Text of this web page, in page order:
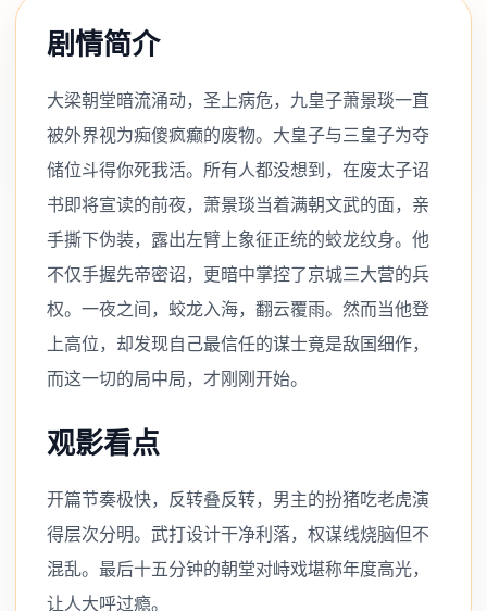
剧情简介
大梁朝堂暗流涌动，圣上病危，九皇子萧景琰一直
被外界视为痴傻疯癫的废物。大皇子与三皇子为夺
储位斗得你死我活。所有人都没想到，在废太子诏
书即将宣读的前夜，萧景琰当着满朝文武的面，亲
手撕下伪装，露出左臂上象征正统的蛟龙纹身。他
不仅手握先帝密诏，更暗中掌控了京城三大营的兵
权。一夜之间，蛟龙入海，翻云覆雨。然而当他登
上高位，却发现自己最信任的谋士竟是敌国细作，
而这一切的局中局，才刚刚开始。
观影看点
开篇节奏极快，反转叠反转，男主的扮猪吃老虎演
得层次分明。武打设计干净利落，权谋线烧脑但不
混乱。最后十五分钟的朝堂对峙戏堪称年度高光，
让人大呼过瘾。